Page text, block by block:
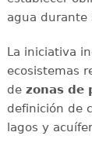
agua durante
La iniciativa
ecosistemas
de zonas de
definición de
lagos y